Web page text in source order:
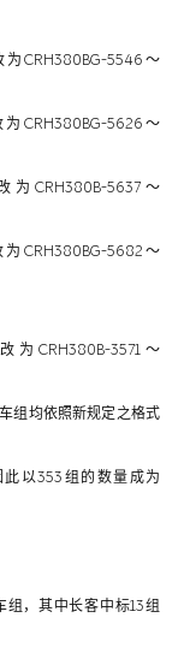
CRH380BG-5546～
CRH380BG-5626～
为CRH380B-5637～
CRH380BG-5682～
为CRH380B-3571～
组均依照新规定之格式
以353组的数量成为
，其中长客中标13组